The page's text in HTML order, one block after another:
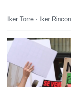
Iker Torre · Iker